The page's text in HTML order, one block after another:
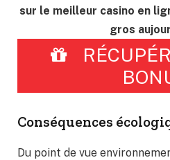
sur le meilleur casino en
gros
Conséquences
Du point de vue